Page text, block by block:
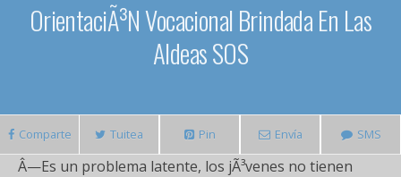
OrientaciÃ³n Vocacional Brindada En Las
Aldeas SOS
Comparte Tuitea Pin Envía SMS
Â—Es un problema latente, los jÃ³venes no tienen